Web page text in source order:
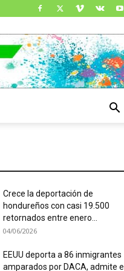
Crece la deportación de
hondureños con casi 19.500
retornados entre enero...
04/06/2026
EEUU deporta a 86 inmigrantes
amparados por DACA, admite el